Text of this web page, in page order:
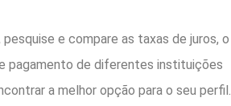
e compare as taxas de juros, o
pagamento de diferentes instituições
a melhor opção para o seu perfil.